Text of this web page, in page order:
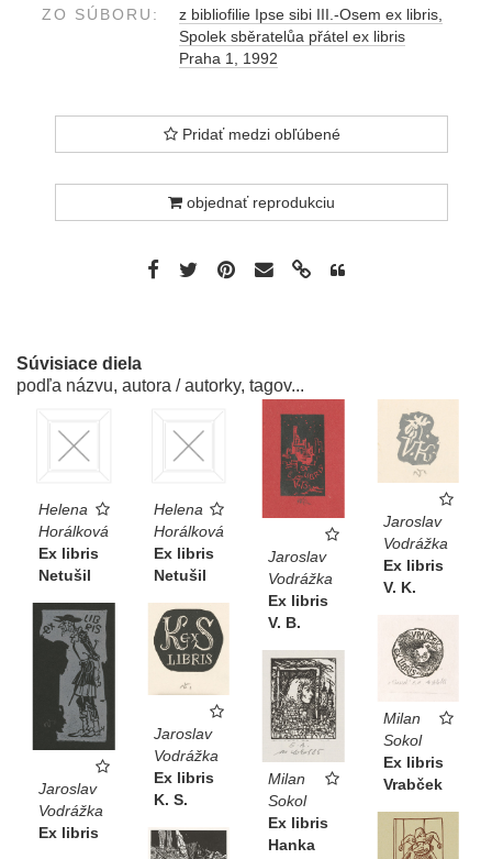
ZO SÚBORU:
z bibliofilie Ipse sibi III.-Osem ex libris,
Spolek sběratelůa přátel ex libris
Praha 1, 1992
Pridať medzi obľúbené
objednať reprodukciu
Súvisiace diela
podľa názvu, autora / autorky, tagov...
Helena
Horálková
Ex libris
Netušil
Helena
Horálková
Ex libris
Netušil
Jaroslav
Vodrážka
Ex libris
V. B.
Jaroslav
Vodrážka
Ex libris
V. K.
Jaroslav
Vodrážka
Ex libris
Jaroslav
Vodrážka
Ex libris
K. S.
Milan
Sokol
Ex libris
Vrabček
Milan
Sokol
Ex libris
Hanka